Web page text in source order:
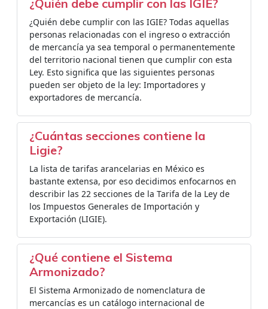
¿Quién debe cumplir con las IGIE?
¿Quién debe cumplir con las IGIE? Todas aquellas
personas relacionadas con el ingreso o extracción
de mercancía ya sea temporal o permanentemente
del territorio nacional tienen que cumplir con esta
Ley. Esto significa que las siguientes personas
pueden ser objeto de la ley: Importadores y
exportadores de mercancía.
¿Cuántas secciones contiene la
Ligie?
La lista de tarifas arancelarias en México es
bastante extensa, por eso decidimos enfocarnos en
describir las 22 secciones de la Tarifa de la Ley de
los Impuestos Generales de Importación y
Exportación (LIGIE).
¿Qué contiene el Sistema
Armonizado?
El Sistema Armonizado de nomenclatura de
mercancías es un catálogo internacional de